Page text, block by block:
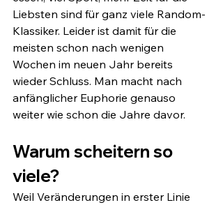
Liebsten sind für ganz viele Random-
Klassiker. Leider ist damit für die
meisten schon nach wenigen
Wochen im neuen Jahr bereits
wieder Schluss. Man macht nach
anfänglicher Euphorie genauso
weiter wie schon die Jahre davor.
Warum scheitern so
viele?
Weil Veränderungen in erster Linie